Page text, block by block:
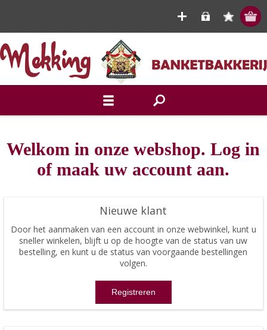
Welkom in onze webshop. Log in
of maak uw account aan.
Nieuwe klant
Door het aanmaken van een account in onze webwinkel, kunt u
sneller winkelen, blijft u op de hoogte van de status van uw
bestelling, en kunt u de status van voorgaande bestellingen
volgen.